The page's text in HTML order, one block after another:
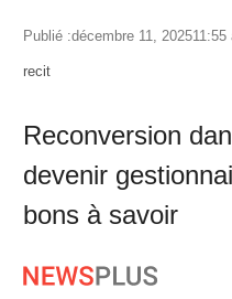
Publié :décembre 11, 202511:55
Author
recit
Reconversion
devenir
bons à savoir